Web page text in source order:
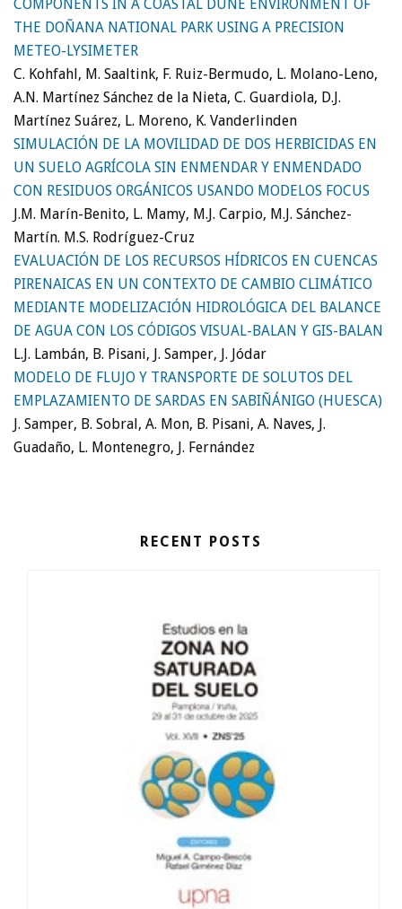
COMPONENTS IN A COASTAL DUNE ENVIRONMENT OF
THE DOÑANA NATIONAL PARK USING A PRECISION
METEO-LYSIMETER
C. Kohfahl, M. Saaltink, F. Ruiz-Bermudo, L. Molano-Leno,
A.N. Martínez Sánchez de la Nieta, C. Guardiola, D.J.
Martínez Suárez, L. Moreno, K. Vanderlinden
SIMULACIÓN DE LA MOVILIDAD DE DOS HERBICIDAS EN
UN SUELO AGRÍCOLA SIN ENMENDAR Y ENMENDADO
CON RESIDUOS ORGÁNICOS USANDO MODELOS FOCUS
J.M. Marín-Benito, L. Mamy, M.J. Carpio, M.J. Sánchez-
Martín. M.S. Rodríguez-Cruz
EVALUACIÓN DE LOS RECURSOS HÍDRICOS EN CUENCAS
PIRENAICAS EN UN CONTEXTO DE CAMBIO CLIMÁTICO
MEDIANTE MODELIZACIÓN HIDROLÓGICA DEL BALANCE
DE AGUA CON LOS CÓDIGOS VISUAL-BALAN Y GIS-BALAN
L.J. Lambán, B. Pisani, J. Samper, J. Jódar
MODELO DE FLUJO Y TRANSPORTE DE SOLUTOS DEL
EMPLAZAMIENTO DE SARDAS EN SABIÑÁNIGO (HUESCA)
J. Samper, B. Sobral, A. Mon, B. Pisani, A. Naves, J.
Guadaño, L. Montenegro, J. Fernández
RECENT POSTS